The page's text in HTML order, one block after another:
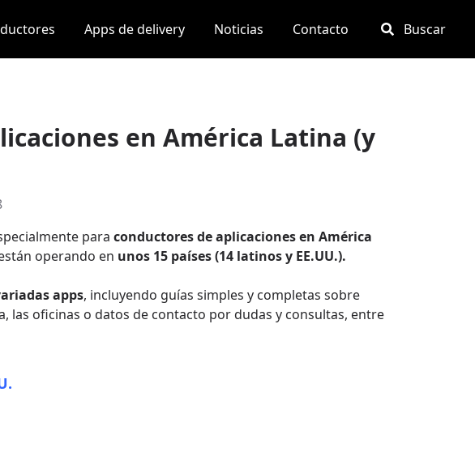
Apps de delivery Noticias Contacto Buscar
en América Latina (y
para conductores de aplicaciones en América
operando en unos 15 países (14 latinos y EE.UU.).
apps, incluyendo guías simples y completas sobre
oficinas o datos de contacto por dudas y consultas, entre